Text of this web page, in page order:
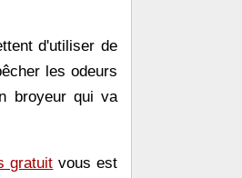
d'utiliser de
les odeurs
broyeur qui va
gratuit vous est